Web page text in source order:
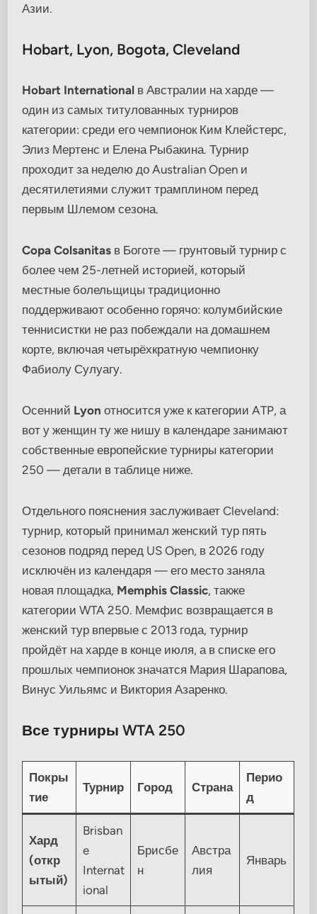
Азии.
Hobart, Lyon, Bogota, Cleveland
Hobart International в Австралии на харде —
один из самых титулованных турниров
категории: среди его чемпионок Ким Клейстерс,
Элиз Мертенс и Елена Рыбакина. Турнир
проходит за неделю до Australian Open и
десятилетиями служит трамплином перед
первым Шлемом сезона.
Copa Colsanitas в Боготе — грунтовый турнир с
более чем 25-летней историей, который
местные болельщицы традиционно
поддерживают особенно горячо: колумбийские
теннисистки не раз побеждали на домашнем
корте, включая четырёхкратную чемпионку
Фабиолу Сулуагу.
Осенний Lyon относится уже к категории ATP, а
вот у женщин ту же нишу в календаре занимают
собственные европейские турниры категории
250 — детали в таблице ниже.
Отдельного пояснения заслуживает Cleveland:
турнир, который принимал женский тур пять
сезонов подряд перед US Open, в 2026 году
исключён из календаря — его место заняла
новая площадка, Memphis Classic, также
категории WTA 250. Мемфис возвращается в
женский тур впервые с 2013 года, турнир
пройдёт на харде в конце июля, а в списке его
прошлых чемпионок значатся Мария Шарапова,
Винус Уильямс и Виктория Азаренко.
Все турниры WTA 250
Покры
тие
Турнир Город Страна
Перио
д
Хард
(откр
ытый)
Brisban
e
Internat
ional
Брисбе
н
Австра
лия
Январь